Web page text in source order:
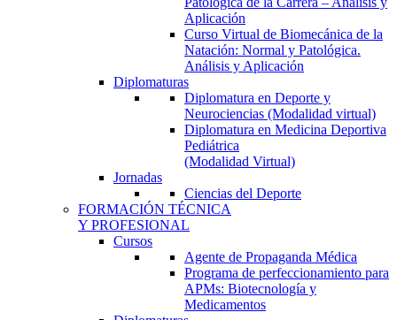
Aplicación
Curso Virtual de Biomecánica de la
Natación: Normal y Patológica.
Análisis y Aplicación
Diplomaturas
Diplomatura en Deporte y
Neurociencias (Modalidad virtual)
Diplomatura en Medicina Deportiva
Pediátrica
(Modalidad Virtual)
Jornadas
Ciencias del Deporte
FORMACIÓN TÉCNICA
Y PROFESIONAL
Cursos
Agente de Propaganda Médica
Programa de perfeccionamiento para
APMs: Biotecnología y
Medicamentos